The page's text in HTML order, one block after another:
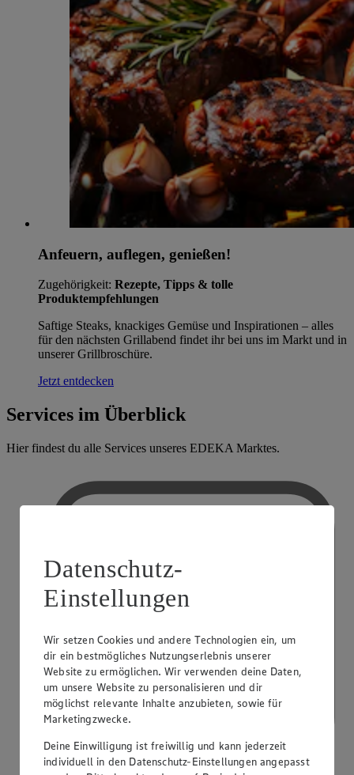
Anfeuern, auflegen, genießen!
Zugehörigkeit: Rezepte, Tipps & tolle
Produktempfehlungen
Saftige Steaks, knackiges Gemüse und Inspirationen – alles
für den nächsten Grillabend findet ihr bei uns im Markt und in
unserer Grillbroschüre.
Jetzt entdecken
Services im Überblick
Hier findest du alle Services unseres EDEKA Marktes.
Datenschutz-
Einstellungen
Wir setzen Cookies und andere Technologien ein, um
dir ein bestmögliches Nutzungserlebnis unserer
Website zu ermöglichen. Wir verwenden deine Daten,
um unsere Website zu personalisieren und dir
möglichst relevante Inhalte anzubieten, sowie für
Marketingzwecke.
Deine Einwilligung ist freiwillig und kann jederzeit
individuell in den Datenschutz-Einstellungen angepasst